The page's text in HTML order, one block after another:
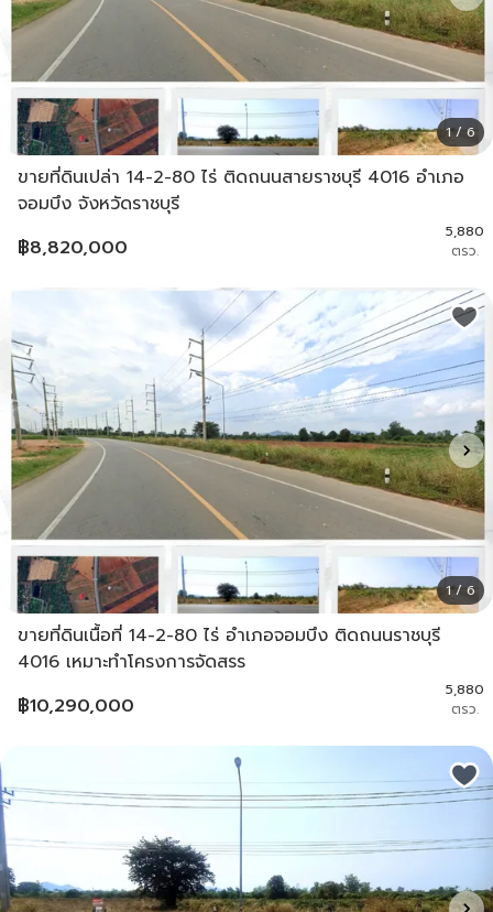
1 / 6
ขายที่ดินเปล่า 14-2-80 ไร่ ติดถนนสายราชบุรี 4016 อำเภอ
จอมบึง จังหวัดราชบุรี
฿8,820,000
5,880
ตรว.
1 / 6
ขายที่ดินเนื้อที่ 14-2-80 ไร่ อำเภอจอมบึง ติดถนนราชบุรี
4016 เหมาะทำโครงการจัดสรร
฿10,290,000
5,880
ตรว.